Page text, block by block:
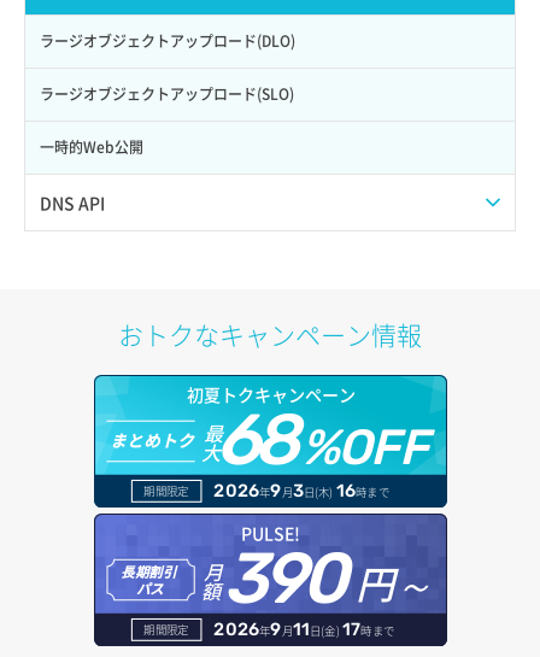
自動バックアップ無効化
サーバーメタデータ更新（ネームタグ変更）
サーバー一覧取得
サーバー作成
サーバー利用状況グラフ（トラフィック）
サーバー削除
サーバー操作（起動/停止/再起動/強制停止）
サーバー設定切替
サーバー詳細一覧取得
サーバー詳細取得
ネットワーク削除（ローカルネットワーク用）
ネットワーク詳細取得
ポート一覧取得
ポート作成（ローカルネットワーク用）
ポート詳細取得
リスナー作成
リスナー削除
リスナー更新
リスナー詳細取得
ロードバランサー詳細取得
ロードバランサー追加
ラージオブジェクトアップロード(DLO)
ラージオブジェクトアップロード(SLO)
一時的Web公開
DNS API
ドメイン情報登録
ドメイン詳細取得
レコード一覧取得
レコード作成
おトクなキャンペーン情報
初夏トクキャンペーン
まとめトク 最
大68%OFF
期間限定 2026年9月3日(木) 16時まで
PULSE!
長期割引
パス
月
額390円～
期間限定 2026年9月11日(金) 17時まで